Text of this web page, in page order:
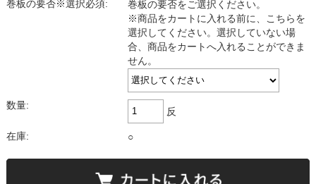
巻板の要否※選択必須:
巻板の要否をご選択ください。
※商品をカートに入れる前に、こちらを
選択してください。選択していない場
合、商品をカートへ入れることができま
せん。
数量:
反
在庫: ○